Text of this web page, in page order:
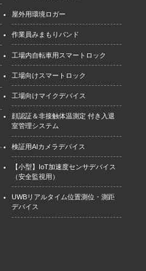
屋外用環境ロガー
作業員みまもりバンド
工場内自転車用スマートロック
工場向けスマートロック
工場向けマイクデバイス
顔認証＆非接触体温測定 付き入退
室管理システム
検証用AIカメラデバイス
【小型】IoT加速度センサデバイス
（安全監視用）
UWBリアルタイム位置測位・測距
デバイス